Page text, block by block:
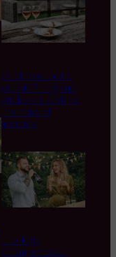
Quel rosé boire
cet été ? Le grand
guide des 5 styles,
moments et
accords
L’Horloge
Champenoise :